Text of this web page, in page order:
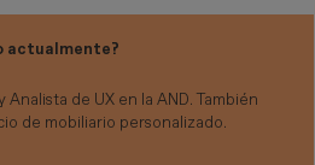
actualmente?
Analista de UX en la AND. También
de mobiliario personalizado.